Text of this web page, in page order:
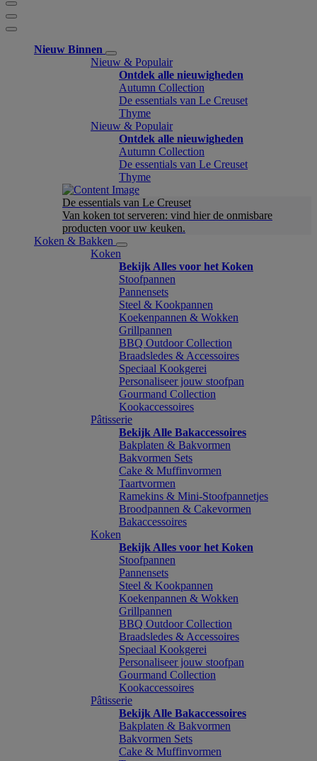
Nieuw Binnen
Nieuw & Populair
Ontdek alle nieuwigheden
Autumn Collection
De essentials van Le Creuset
Thyme
Nieuw & Populair
Ontdek alle nieuwigheden
Autumn Collection
De essentials van Le Creuset
Thyme
De essentials van Le Creuset
Van koken tot serveren: vind hier de onmisbare
producten voor uw keuken.
Koken & Bakken
Koken
Bekijk Alles voor het Koken
Stoofpannen
Pannensets
Steel & Kookpannen
Koekenpannen & Wokken
Grillpannen
BBQ Outdoor Collection
Braadsledes & Accessoires
Speciaal Kookgerei
Personaliseer jouw stoofpan
Gourmand Collection
Kookaccessoires
Pâtisserie
Bekijk Alle Bakaccessoires
Bakplaten & Bakvormen
Bakvormen Sets
Cake & Muffinvormen
Taartvormen
Ramekins & Mini-Stoofpannetjes
Broodpannen & Cakevormen
Bakaccessoires
Koken
Bekijk Alles voor het Koken
Stoofpannen
Pannensets
Steel & Kookpannen
Koekenpannen & Wokken
Grillpannen
BBQ Outdoor Collection
Braadsledes & Accessoires
Speciaal Kookgerei
Personaliseer jouw stoofpan
Gourmand Collection
Kookaccessoires
Pâtisserie
Bekijk Alle Bakaccessoires
Bakplaten & Bakvormen
Bakvormen Sets
Cake & Muffinvormen